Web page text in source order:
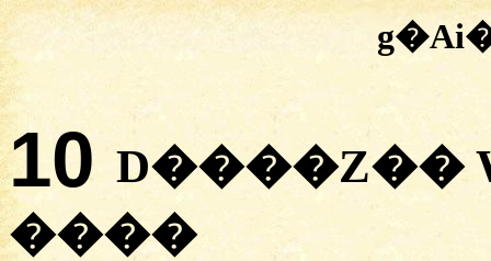
10 D����Z��
����